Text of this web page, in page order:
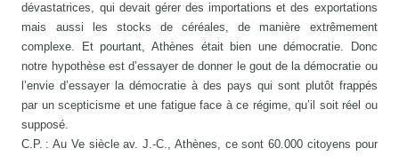
dévastatrices, qui devait gérer des importations et des exportations
mais aussi les stocks de céréales, de manière extrêmement
complexe. Et pourtant, Athènes était bien une démocratie. Donc
notre hypothèse est d’essayer de donner le gout de la démocratie ou
l’envie d’essayer la démocratie à des pays qui sont plutôt frappés
par un scepticisme et une fatigue face à ce régime, qu’il soit réel ou
supposé.
C.P. : Au Ve siècle av. J.-C., Athènes, ce sont 60.000 citoyens pour